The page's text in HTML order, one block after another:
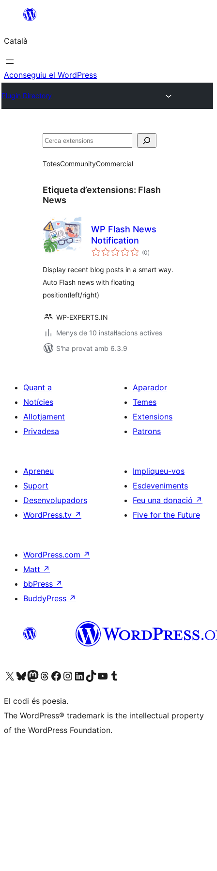
contingut
Català
Aconseguiu el WordPress
Plugin Directory
Cerca
TotesCommunityCommercial
Etiqueta d’extensions: Flash
News
WP Flash News
Notification
(0puntuacions
totals
)
Display recent blog posts in a smart way.
Auto Flash news with floating
position(left/right)
WP-EXPERTS.IN
Menys de 10 instal·lacions actives
S'ha provat amb 6.3.9
Quant a
Notícies
Allotjament
Privadesa
Aparador
Temes
Extensions
Patrons
Apreneu
Suport
Desenvolupadors
WordPress.tv ↗
Impliqueu-vos
Esdeveniments
Feu una donació ↗
Five for the Future
WordPress.com ↗
Matt ↗
bbPress ↗
BuddyPress ↗
Visiteu el nostre compte X (abans Twitter)
Visiteu el nostre compte de Bluesky
Visiteu el nostre compte al Mastodon
Visiteu el nostre compte de Threads
Visiteu la nostra pàgina al Facebook
Visiteu el nostre compte d'Instagram
Visiteu el nostre compte de LinkedIn
Visiteu el nostre compte de TikTok
Visiteu el nostre canal al YouTube
Visiteu el nostre compte de Tumblr
El codi és poesia.
The WordPress® trademark is the intellectual property
of the WordPress Foundation.